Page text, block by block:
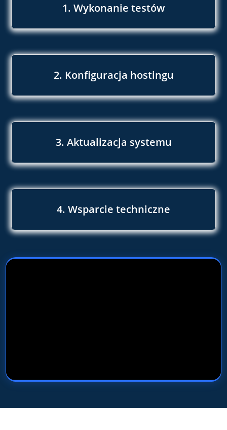
1. Wykonanie testów
2. Konfiguracja hostingu
3. Aktualizacja systemu
4. Wsparcie techniczne